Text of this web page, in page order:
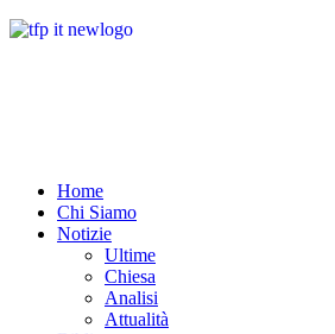
Home
Chi Siamo
Notizie
Ultime
Chiesa
Analisi
Attualità